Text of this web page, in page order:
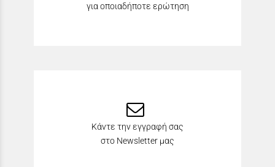
για οποιαδήποτε ερώτηση
Κάντε την εγγραφή σας
στο Newsletter μας